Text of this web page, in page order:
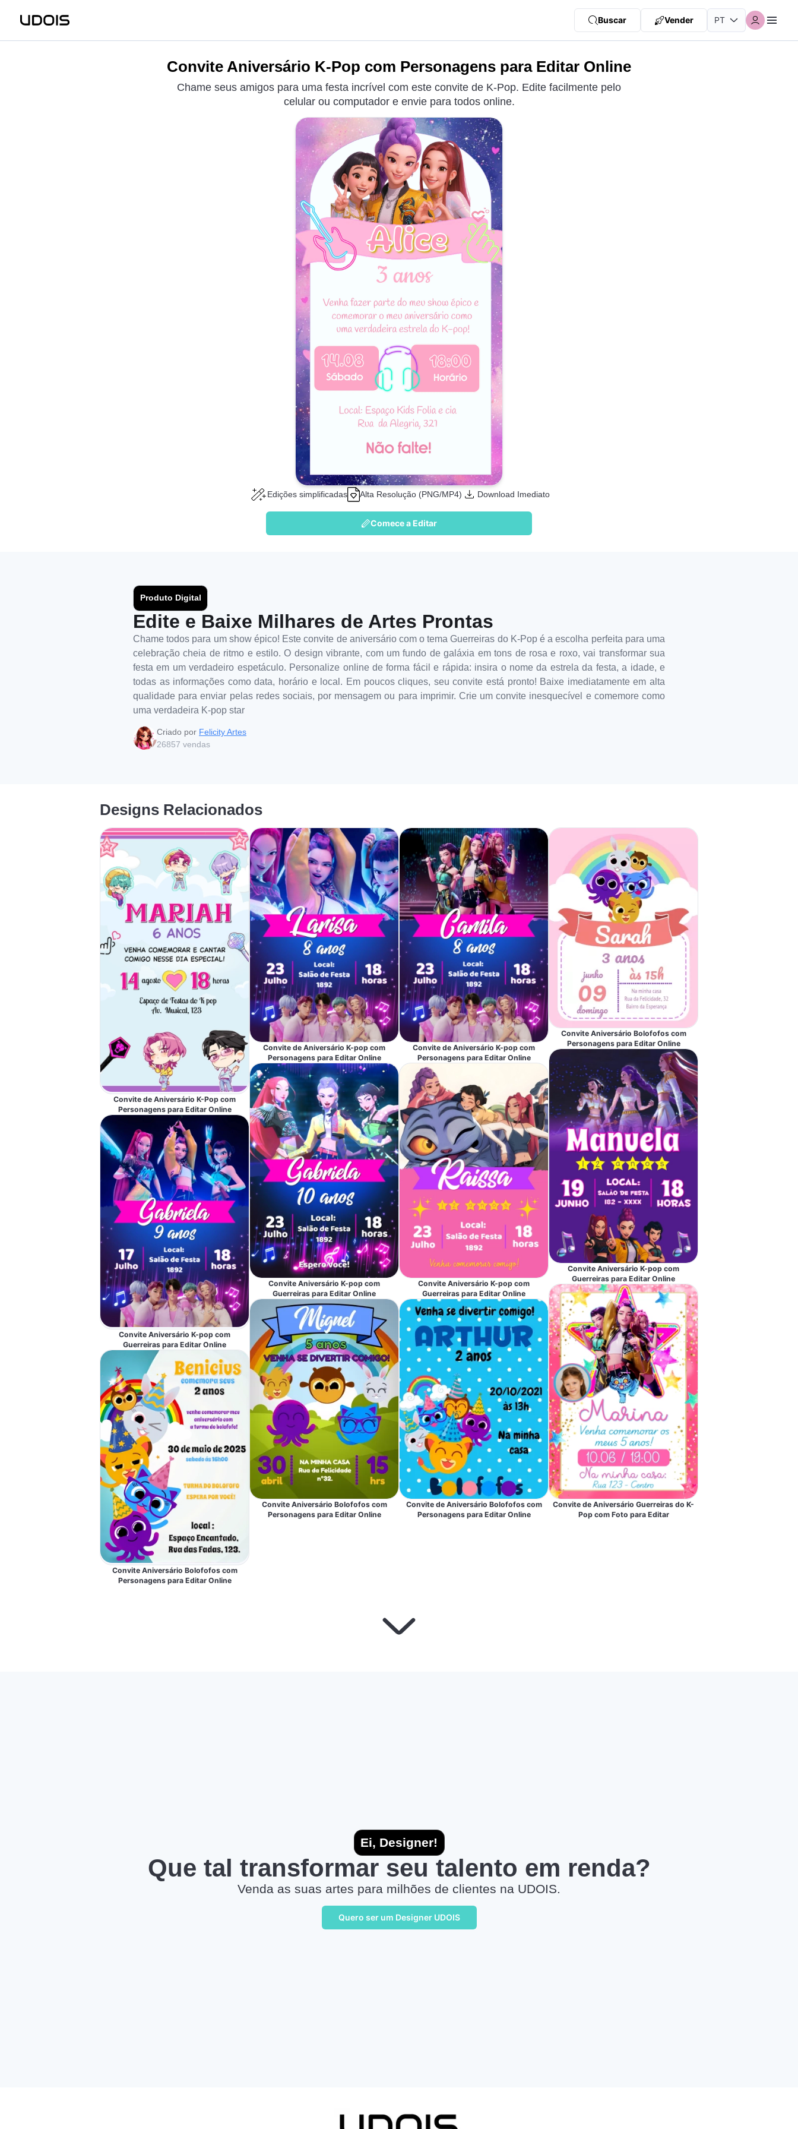
Buscar Vender
Convite Aniversário K-Pop com Personagens para Editar Online
Chame seus amigos para uma festa incrível com este convite de K-Pop. Edite facilmente pelo
celular ou computador e envie para todos online.
Edições simplificadas Alta Resolução (PNG/MP4) Download Imediato
Comece a Editar
Produto Digital
Edite e Baixe Milhares de Artes Prontas
Chame todos para um show épico! Este convite de aniversário com o tema Guerreiras do K-Pop é a escolha perfeita para uma
celebração cheia de ritmo e estilo. O design vibrante, com um fundo de galáxia em tons de rosa e roxo, vai transformar sua
festa em um verdadeiro espetáculo. Personalize online de forma fácil e rápida: insira o nome da estrela da festa, a idade, e
todas as informações como data, horário e local. Em poucos cliques, seu convite está pronto! Baixe imediatamente em alta
qualidade para enviar pelas redes sociais, por mensagem ou para imprimir. Crie um convite inesquecível e comemore como
uma verdadeira K-pop star
Criado por Felicity Artes
26857 vendas
Designs Relacionados
Convite de Aniversário K-Pop com
Personagens para Editar Online
Convite Aniversário K-pop com
Guerreiras para Editar Online
Convite Aniversário Bolofofos com
Personagens para Editar Online
Convite de Aniversário K-pop com
Personagens para Editar Online
Convite Aniversário K-pop com
Guerreiras para Editar Online
Convite Aniversário Bolofofos com
Personagens para Editar Online
Convite de Aniversário K-pop com
Personagens para Editar Online
Convite Aniversário K-pop com
Guerreiras para Editar Online
Convite de Aniversário Bolofofos com
Personagens para Editar Online
Convite Aniversário Bolofofos com
Personagens para Editar Online
Convite Aniversário K-pop com
Guerreiras para Editar Online
Convite de Aniversário Guerreiras do K-
Pop com Foto para Editar
Ei, Designer!
Que tal transformar seu talento em renda?
Venda as suas artes para milhões de clientes na UDOIS.
Quero ser um Designer UDOIS